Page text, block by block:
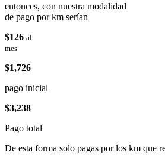
entonces, con nuestra modalidad
de pago por km serían
$126 al
mes
$1,726
pago inicial
$3,238
Pago total
De esta forma solo pagas por los km que